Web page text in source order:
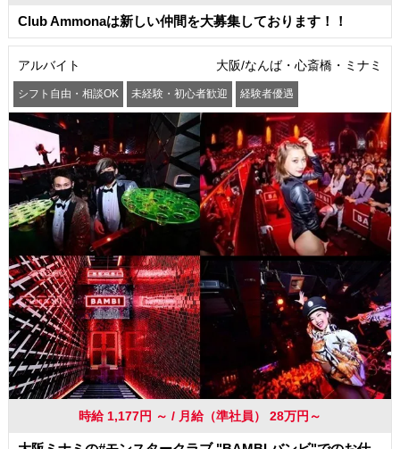
Club Ammonaは新しい仲間を大募集しております！！
アルバイト 大阪/なんば・心斎橋・ミナミ
シフト自由・相談OK 未経験・初心者歓迎 経験者優遇
駅から徒歩5分以内 交通費支給 社員登用あり
時給 1,177円 ～ / 月給（準社員） 28万円～